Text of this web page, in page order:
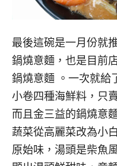
最後這碗是一月份就
鍋燒意麵，也是目前
鍋燒意麵 。一次就給
小卷四種海鮮料，只
而且金三益的鍋燒意
蔬菜從高麗菜改為小
原始味，湯頭是柴魚